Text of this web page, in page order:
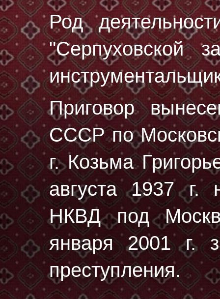
Род
"Серпуховской
Приговор
СССР по
г. Козьма
августа 1937 г.
НКВД под
января 2001 г.
преступления.